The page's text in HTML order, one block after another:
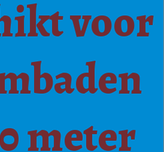
voor
meter